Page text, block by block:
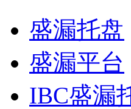
盛漏托盘
盛漏平台
IBC盛漏